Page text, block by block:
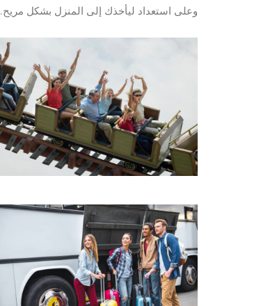
وعلى استعداد ليأخذك إلى المنزل بشكل مريح.